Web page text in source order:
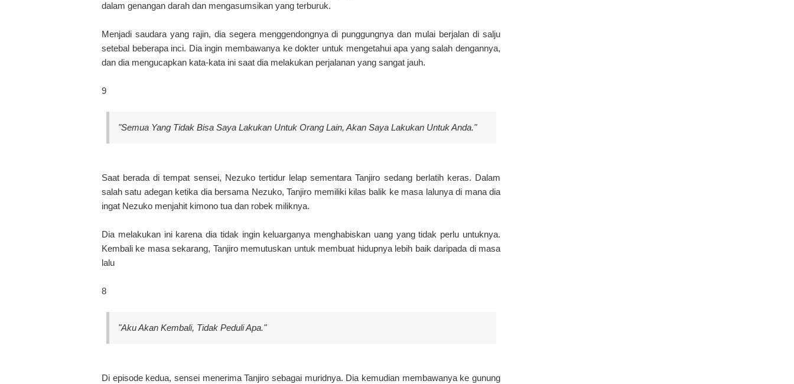
dalam genangan darah dan mengasumsikan yang terburuk.
Menjadi saudara yang rajin, dia segera menggendongnya di punggungnya dan mulai berjalan di salju
setebal beberapa inci. Dia ingin membawanya ke dokter untuk mengetahui apa yang salah dengannya,
dan dia mengucapkan kata-kata ini saat dia melakukan perjalanan yang sangat jauh.
9
"Semua Yang Tidak Bisa Saya Lakukan Untuk Orang Lain, Akan Saya Lakukan Untuk Anda."
Saat berada di tempat sensei, Nezuko tertidur lelap sementara Tanjiro sedang berlatih keras. Dalam
salah satu adegan ketika dia bersama Nezuko, Tanjiro memiliki kilas balik ke masa lalunya di mana dia
ingat Nezuko menjahit kimono tua dan robek miliknya.
Dia melakukan ini karena dia tidak ingin keluarganya menghabiskan uang yang tidak perlu untuknya.
Kembali ke masa sekarang, Tanjiro memutuskan untuk membuat hidupnya lebih baik daripada di masa
lalu
8
"Aku Akan Kembali, Tidak Peduli Apa."
Di episode kedua, sensei menerima Tanjiro sebagai muridnya. Dia kemudian membawanya ke gunung